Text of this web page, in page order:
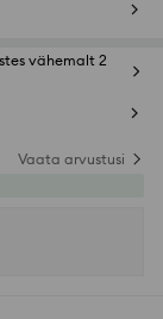
vähemalt 2
Vaata arvustusi